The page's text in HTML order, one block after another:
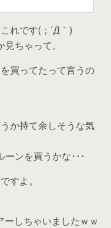
れです(；´Д｀)
ちゃって。
買ってたって言うの
か持て余しそうな気
ンを買うかな･･･
すよ。
しちゃいましたｗｗ